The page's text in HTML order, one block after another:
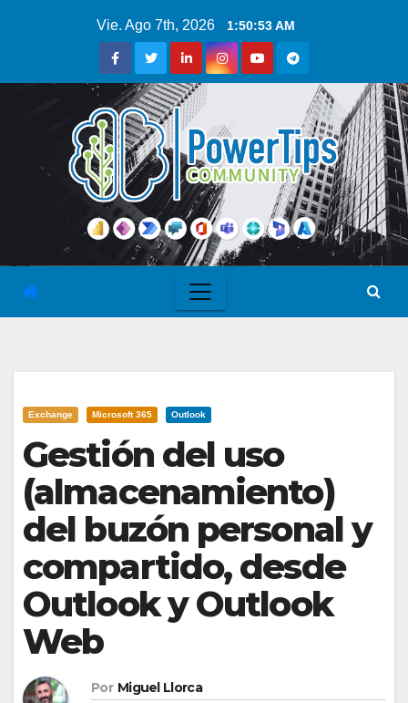
Vie. Ago 7th, 2026 1:50:54 AM
Exchange Microsoft 365 Outlook
Gestión del uso
(almacenamiento)
del buzón personal y
compartido, desde
Outlook y Outlook
Web
Por Miguel Llorca